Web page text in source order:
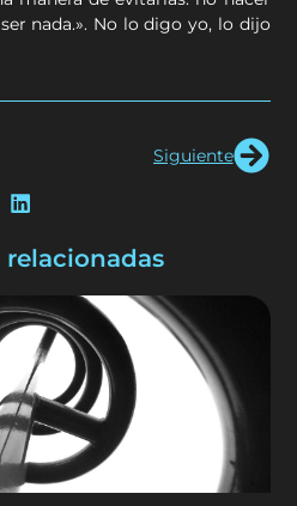
nada.». No lo digo yo, lo dijo
Siguiente
relacionadas